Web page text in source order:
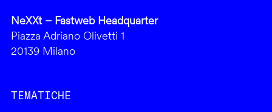
NeXXt – Fastweb Headquarter
Piazza Adriano Olivetti 1
20139 Milano
TEMATICHE